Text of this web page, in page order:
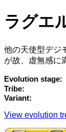
ラグエ
他の天使型デジ
が故、虚無感に
Evolution stage
Tribe
Variant
View evolution